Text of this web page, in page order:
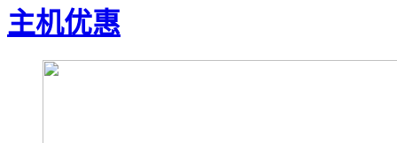
主机优惠